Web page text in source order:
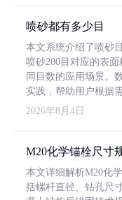
喷砂都有多少目
本文系统介绍了喷砂
喷砂200目对应的表
同目数的应用场景。
实践，帮助用户根据
2026年8月4日
M20化学锚栓尺寸
本文详细解析M20化
括螺杆直径、钻孔尺